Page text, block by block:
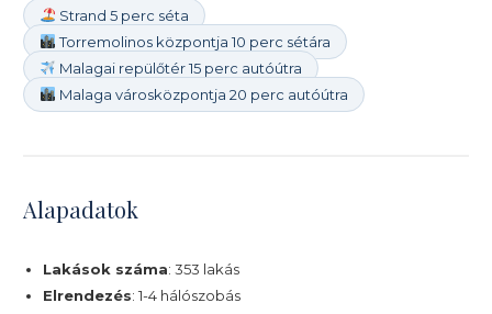
Strand 5 perc séta
Torremolinos központja 10 perc sétára
Malagai repülőtér 15 perc autóútra
Malaga városközpontja 20 perc autóútra
Alapadatok
Lakások száma: 353 lakás
Elrendezés: 1-4 hálószobás